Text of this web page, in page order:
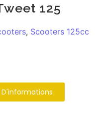
125
, Scooters 125cc